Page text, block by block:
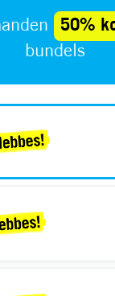
50%
bundels